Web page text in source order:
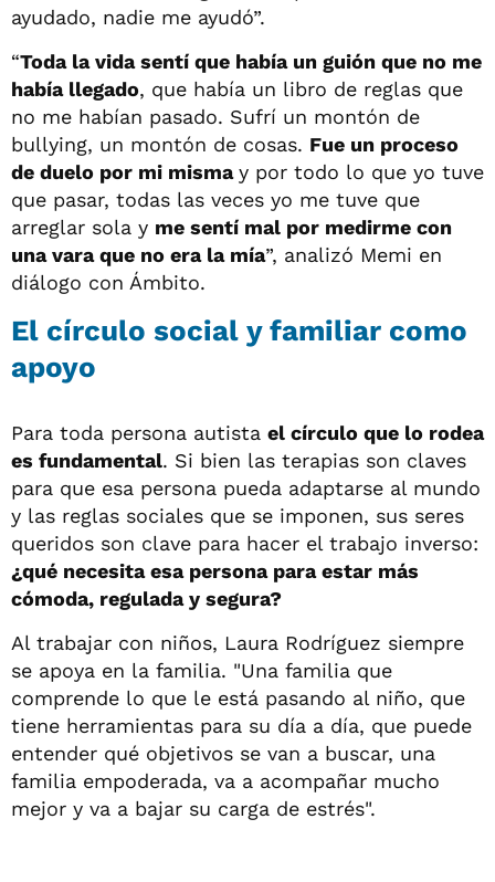
ayudado, nadie me ayudó”.
“Toda la vida sentí que había un guión que no me
había llegado, que había un libro de reglas que
no me habían pasado. Sufrí un montón de
bullying, un montón de cosas. Fue un proceso
de duelo por mi mismay por todo lo que yo tuve
que pasar, todas las veces yo me tuve que
arreglar sola y me sentí mal por medirme con
una vara que no era la mía”, analizó Memi en
diálogo con Ámbito.
El círculo social y familiar como
apoyo
Para toda persona autista el círculo que lo rodea
es fundamental. Si bien las terapias son claves
para que esa persona pueda adaptarse al mundo
y las reglas sociales que se imponen, sus seres
queridos son clave para hacer el trabajo inverso:
¿qué necesita esa persona para estar más
cómoda, regulada y segura?
Al trabajar con niños, Laura Rodríguez siempre
se apoya en la familia. "Una familia que
comprende lo que le está pasando al niño, que
tiene herramientas para su día a día, que puede
entender qué objetivos se van a buscar, una
familia empoderada, va a acompañar mucho
mejor y va a bajar su carga de estrés".